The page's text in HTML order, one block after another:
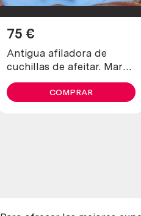
Antigua afiladora de
cuchillas de afeitar. Marca
allegro.
75 €
COMPRAR